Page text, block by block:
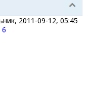
2011-09-12, 05:45
6